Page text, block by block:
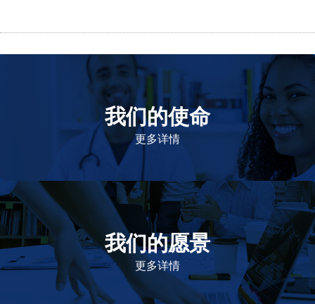
我们的使命
更多详情
致力于提高患者的生命健康和质量
我们的愿景
更多详情
作为一个负责任的企业公民，在全球提高优质和患者可
及的药物，传递我们的价值。